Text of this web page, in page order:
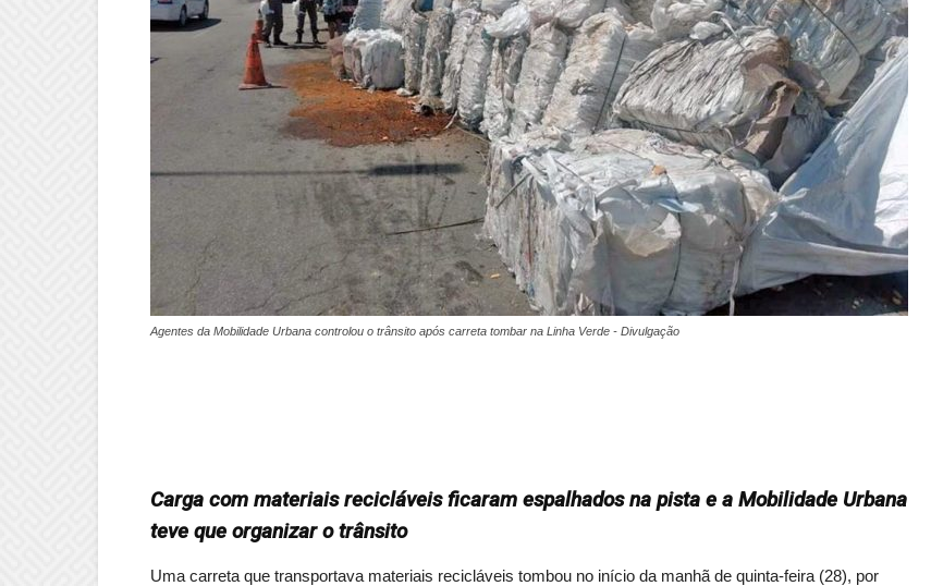
Agentes da Mobilidade Urbana controlou o trânsito após carreta tombar na Linha Verde - Divulgação
Carga com materiais recicláveis ficaram espalhados na pista e a Mobilidade Urbana
teve que organizar o trânsito
Uma carreta que transportava materiais recicláveis tombou no início da manhã de quinta-feira (28), por